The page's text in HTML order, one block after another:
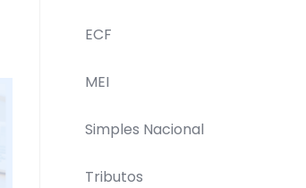
ECF
MEI
Simples Nacional
Tributos